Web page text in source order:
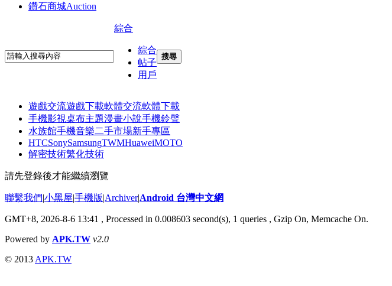
鑽石商城Auction
綜合
綜合
帖子
用戶
搜尋
遊戲交流遊戲下載軟體交流軟體下載
手機影視桌布主題漫畫小說手機鈴聲
水族館手機音樂二手市場新手專區
HTCSonySamsungTWMHuaweiMOTO
解密技術繁化技術
請先登錄後才能繼續瀏覽
聯繫我們|小黑屋|手機版|Archiver|Android 台灣中文網
GMT+8, 2026-8-6 13:41 , Processed in 0.008603 second(s), 1 queries , Gzip On, Memcache On.
Powered by APK.TW v2.0
© 2013 APK.TW